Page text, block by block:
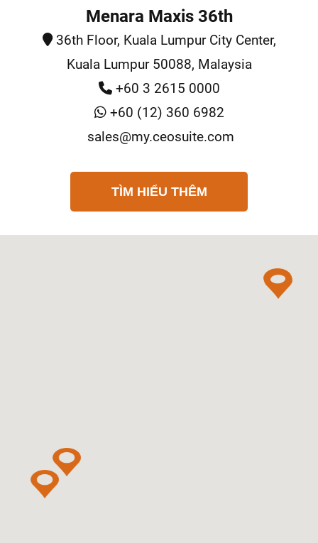
Menara Maxis 36th
36th Floor, Kuala Lumpur City Center,
Kuala Lumpur 50088, Malaysia
+60 3 2615 0000
+60 (12) 360 6982
sales@my.ceosuite.com
TÌM HIỂU THÊM